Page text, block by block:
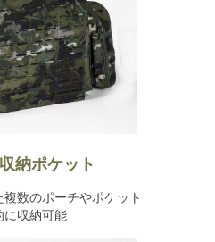
納ポケット
数のポーチやポケット
に収納可能